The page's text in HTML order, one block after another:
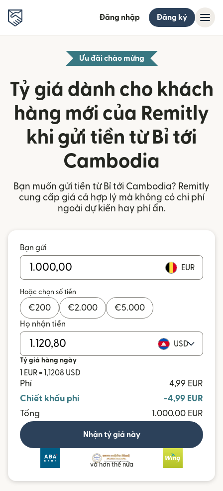
Đăng nhập Đăng ký
Ưu đãi chào mừng
Tỷ giá dành cho khách
hàng mới của Remitly
khi gửi tiền từ Bỉ tới
Cambodia
Bạn muốn gửi tiền từ Bỉ tới Cambodia? Remitly
cung cấp giá cả hợp lý mà không có chi phí
ngoài dự kiến hay phí ẩn.
Bạn gửi
EUR
Hoặc chọn số tiền
€200 €2.000 €5.000
Họ nhận tiền
USD
Tỷ giá hàng ngày
1 EUR = 1,1208 USD
Phí
4,99 EUR
Chiết khấu phí
-4,99 EUR
Tổng
1.000,00 EUR
Nhận tỷ giá này
và hơn thế nữa